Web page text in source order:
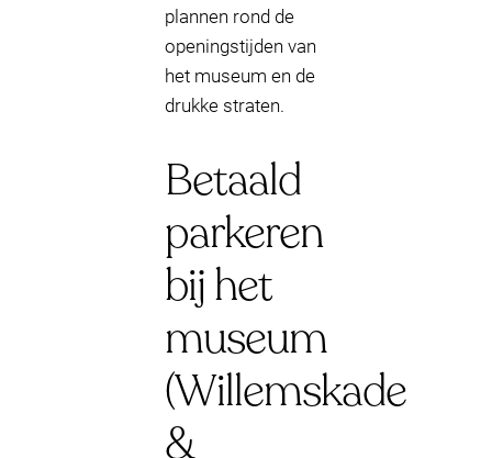
plannen rond de
openingstijden van
het museum en de
drukke straten.
Betaald
parkeren
bij het
museum
(Willemskade
&